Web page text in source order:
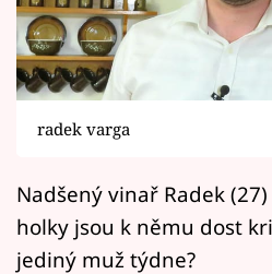
Horoskopy
Sledujte prima+
Filmový festival
Mámy sobě
radek varga
Nadšený vinař Radek
holky jsou k němu dost
jediný muž týdne?